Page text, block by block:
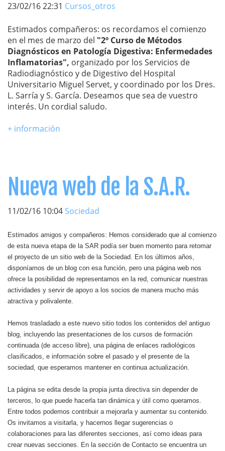
23/02/16 22:31 Cursos_otros
Estimados compañeros: os recordamos el comienzo
en el mes de marzo del "2º Curso de Métodos
Diagnósticos en Patología Digestiva: Enfermedades
Inflamatorias", organizado por los Servicios de
Radiodiagnóstico y de Digestivo del Hospital
Universitario Miguel Servet, y coordinado por los Dres.
L. Sarría y S. García. Deseamos que sea de vuestro
interés. Un cordial saludo.
+ información
Nueva web de la S.A.R.
11/02/16 10:04 Sociedad
Estimados amigos y compañeros: Hemos considerado que al comienzo
de esta nueva etapa de la SAR podía ser buen momento para retomar
el proyecto de un sitio web de la Sociedad. En los últimos años,
disponíamos de un blog con esa función, pero una página web nos
ofrece la posibilidad de representarnos en la red, comunicar nuestras
actividades y servir de apoyo a los socios de manera mucho más
atractiva y polivalente.
Hemos trasladado a este nuevo sitio todos los contenidos del antiguo
blog, incluyendo las presentaciones de los cursos de formación
continuada (de acceso libre), una página de enlaces radiológicos
clasificados, e información sobre el pasado y el presente de la
sociedad, que esperamos mantener en continua actualización.
La página se edita desde la propia junta directiva sin depender de
terceros, lo que puede hacerla tan dinámica y útil como queramos.
Entre todos podemos contribuir a mejorarla y aumentar su contenido.
Os invitamos a visitarla, y hacernos llegar sugerencias o
colaboraciones para las diferentes secciones, así como ideas para
crear nuevas secciones. En la sección de Contacto se encuentra un